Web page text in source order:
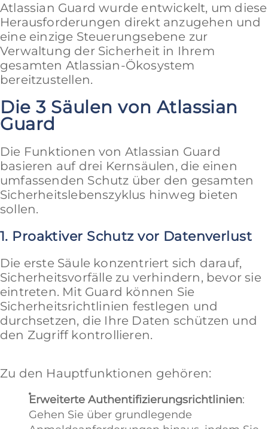
Atlassian Guard wurde entwickelt, um diese
Herausforderungen direkt anzugehen und
eine einzige Steuerungsebene zur
Verwaltung der Sicherheit in Ihrem
gesamten Atlassian-Ökosystem
bereitzustellen.
Die 3 Säulen von Atlassian
Guard
Die Funktionen von Atlassian Guard
basieren auf drei Kernsäulen, die einen
umfassenden Schutz über den gesamten
Sicherheitslebenszyklus hinweg bieten
sollen.
1. Proaktiver Schutz vor Datenverlust
Die erste Säule konzentriert sich darauf,
Sicherheitsvorfälle zu verhindern, bevor sie
eintreten. Mit Guard können Sie
Sicherheitsrichtlinien festlegen und
durchsetzen, die Ihre Daten schützen und
den Zugriff kontrollieren.
Zu den Hauptfunktionen gehören:
Erweiterte Authentifizierungsrichtlinien:
Gehen Sie über grundlegende